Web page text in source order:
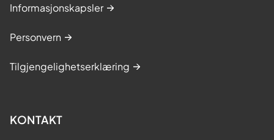
Informasjonskapsler
Personvern
Tilgjengelighetserklæring
KONTAKT